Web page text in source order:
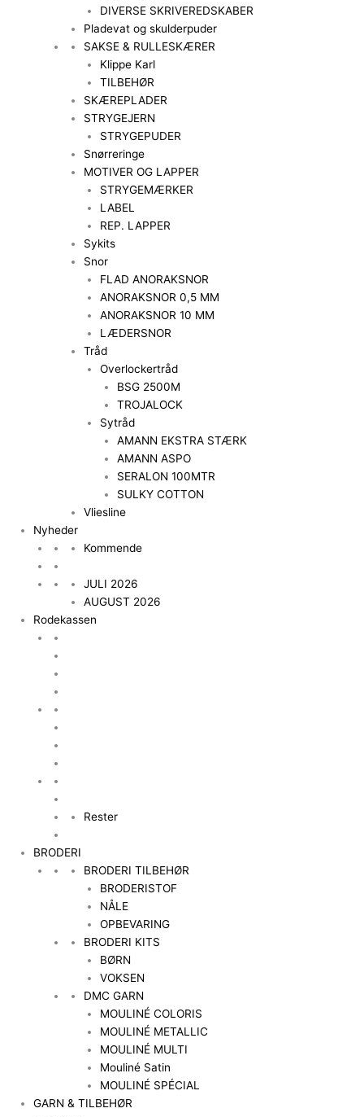
DIVERSE SKRIVEREDSKABER
Pladevat og skulderpuder
SAKSE & RULLESKÆRER
Klippe Karl
TILBEHØR
SKÆREPLADER
STRYGEJERN
STRYGEPUDER
Snørreringe
MOTIVER OG LAPPER
STRYGEMÆRKER
LABEL
REP. LAPPER
Sykits
Snor
FLAD ANORAKSNOR
ANORAKSNOR 0,5 MM
ANORAKSNOR 10 MM
LÆDERSNOR
Tråd
Overlockertråd
BSG 2500M
TROJALOCK
Sytråd
AMANN EKSTRA STÆRK
AMANN ASPO
SERALON 100MTR
SULKY COTTON
Vliesline
Nyheder
Kommende
JULI 2026
AUGUST 2026
Rodekassen
Rester
BRODERI
BRODERI TILBEHØR
BRODERISTOF
NÅLE
OPBEVARING
BRODERI KITS
BØRN
VOKSEN
DMC GARN
MOULINÉ COLORIS
MOULINÉ METALLIC
MOULINÉ MULTI
Mouliné Satin
MOULINÉ SPÉCIAL
GARN & TILBEHØR